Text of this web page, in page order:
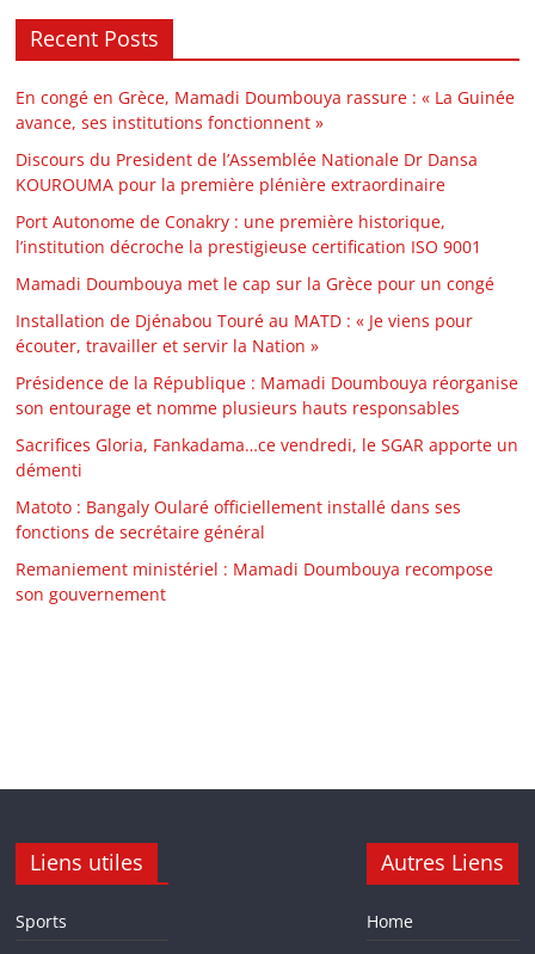
Recent Posts
En congé en Grèce, Mamadi Doumbouya rassure : « La Guinée
avance, ses institutions fonctionnent »
Discours du President de l’Assemblée Nationale Dr Dansa
KOUROUMA pour la première plénière extraordinaire
Port Autonome de Conakry : une première historique,
l’institution décroche la prestigieuse certification ISO 9001
Mamadi Doumbouya met le cap sur la Grèce pour un congé
Installation de Djénabou Touré au MATD : « Je viens pour
écouter, travailler et servir la Nation »
Présidence de la République : Mamadi Doumbouya réorganise
son entourage et nomme plusieurs hauts responsables
Sacrifices Gloria, Fankadama…ce vendredi, le SGAR apporte un
démenti
Matoto : Bangaly Oularé officiellement installé dans ses
fonctions de secrétaire général
Remaniement ministériel : Mamadi Doumbouya recompose
son gouvernement
Liens utiles
Sports
Autres Liens
Home